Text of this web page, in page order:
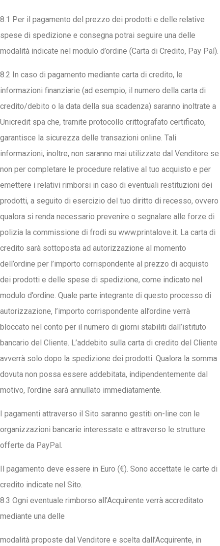
8.1 Per il pagamento del prezzo dei prodotti e delle relative
spese di spedizione e consegna potrai seguire una delle
modalità indicate nel modulo d’ordine (Carta di Credito, Pay Pal).
8.2 In caso di pagamento mediante carta di credito, le
informazioni finanziarie (ad esempio, il numero della carta di
credito/debito o la data della sua scadenza) saranno inoltrate a
Unicredit spa che, tramite protocollo crittografato certificato,
garantisce la sicurezza delle transazioni online. Tali
informazioni, inoltre, non saranno mai utilizzate dal Venditore se
non per completare le procedure relative al tuo acquisto e per
emettere i relativi rimborsi in caso di eventuali restituzioni dei
prodotti, a seguito di esercizio del tuo diritto di recesso, ovvero
qualora si renda necessario prevenire o segnalare alle forze di
polizia la commissione di frodi su www.printalove.it. La carta di
credito sarà sottoposta ad autorizzazione al momento
dell’ordine per l’importo corrispondente al prezzo di acquisto
dei prodotti e delle spese di spedizione, come indicato nel
modulo d’ordine. Quale parte integrante di questo processo di
autorizzazione, l’importo corrispondente all’ordine verrà
bloccato nel conto per il numero di giorni stabiliti dall’istituto
bancario del Cliente. L’addebito sulla carta di credito del Cliente
avverrà solo dopo la spedizione dei prodotti. Qualora la somma
dovuta non possa essere addebitata, indipendentemente dal
motivo, l’ordine sarà annullato immediatamente.
I pagamenti attraverso il Sito saranno gestiti on-line con le
organizzazioni bancarie interessate e attraverso le strutture
offerte da PayPal.
Il pagamento deve essere in Euro (€). Sono accettate le carte di
credito indicate nel Sito.
8.3 Ogni eventuale rimborso all’Acquirente verrà accreditato
mediante una delle
modalità proposte dal Venditore e scelta dall’Acquirente, in